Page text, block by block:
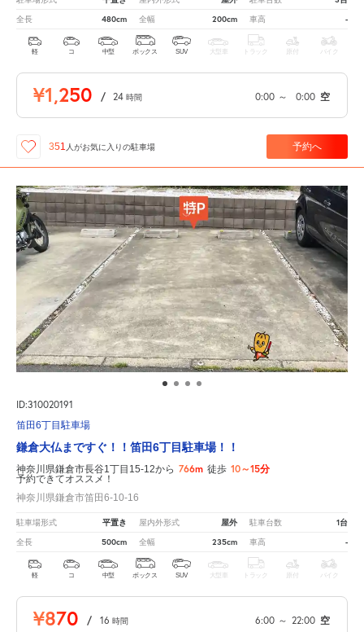
全長 480cm 全幅 200cm 車高 -
軽 コ 中型 ボックス SUV 大型車 トラック 原付 バイク
¥1,250 / 24 時間 0:00 ～ 0:00 空
351 人がお気に入りの駐車場 予約へ
ID:310020191
笛田6丁目駐車場
鎌倉大仏まですぐ！！笛田6丁目駐車場！！
神奈川県鎌倉市長谷1丁目15-12から 766m 徒歩 10～15分
予約できてオススメ！
神奈川県鎌倉市笛田6-10-16
駐車場形式 平置き 屋内外形式 屋外 駐車台数 1台
全長 500cm 全幅 235cm 車高 -
軽 コ 中型 ボックス SUV 大型車 トラック 原付 バイク
¥870 / 16 時間 6:00 ～ 22:00 空